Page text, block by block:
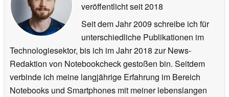
veröffentlichtseit 2018
Seit dem Jahr 2009 schreibe ich für
unterschiedliche Publikationen im
Technologiesektor, bis ich im Jahr 2018 zur News-
Redaktion von Notebookcheck gestoßen bin. Seitdem
verbinde ich meine langjährige Erfahrung im Bereich
Notebooks und Smartphones mit meiner lebenslangen